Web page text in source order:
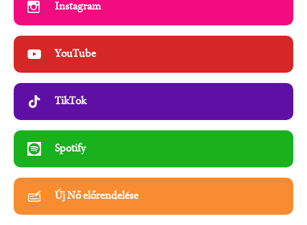
Instagram
YouTube
TikTok
Spotify
Új Nő előrendelése